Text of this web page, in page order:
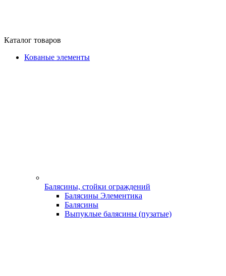
Каталог товаров
Кованые элементы
Балясины, стойки ограждений
Балясины Элементика
Балясины
Выпуклые балясины (пузатые)